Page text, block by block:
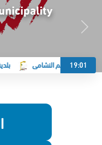
19:01
تدعم النشامى بلدية